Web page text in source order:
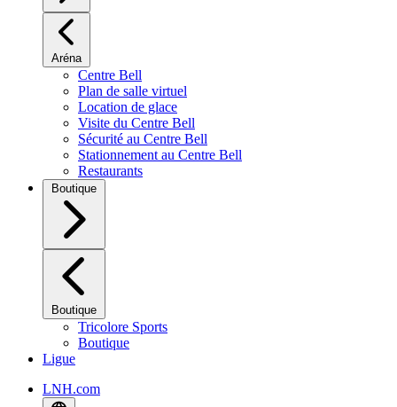
Aréna
Centre Bell
Plan de salle virtuel
Location de glace
Visite du Centre Bell
Sécurité au Centre Bell
Stationnement au Centre Bell
Restaurants
Boutique
Boutique
Tricolore Sports
Boutique
Ligue
LNH.com